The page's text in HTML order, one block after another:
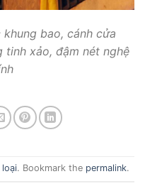
bao, cánh cửa
tinh xảo, đậm nét nghệ
loại. Bookmark the permalink.